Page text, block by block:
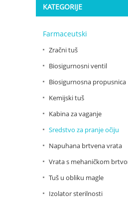
KATEGORIJE
Farmaceutski
Zračni tuš
Biosigurnosni ventil
Biosigurnosna propusnica
Kemijski tuš
Kabina za vaganje
Sredstvo za pranje očiju
Napuhana brtvena vrata
Vrata s mehaničkom
Tuš u obliku magle
Izolator sterilnosti